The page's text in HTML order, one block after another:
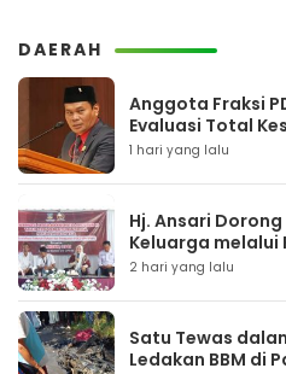
DAERAH
Anggota Fraksi
Evaluasi Total
1 hari yang lalu
Hj. Ansari Dorong
Keluarga melalui
2 hari yang lalu
Satu Tewas
Ledakan BBM di